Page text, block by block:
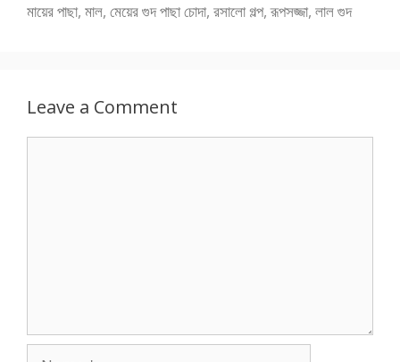
মায়ের পাছা, মাল, মেয়ের গুদ পাছা চোদা, রসালো গল্প,রূপসজ্জা, লাল গুদ
Leave a Comment